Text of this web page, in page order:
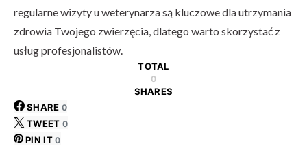
regularne wizyty u weterynarza są kluczowe dla utrzymania
zdrowia Twojego zwierzęcia, dlatego warto skorzystać z
usług profesjonalistów.
TOTAL
0
SHARES
SHARE 0
TWEET 0
PIN IT 0